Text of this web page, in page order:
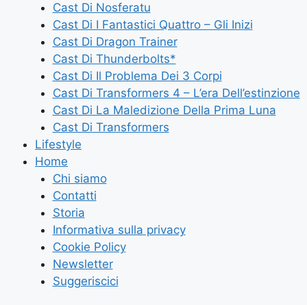
Cast Di Nosferatu
Cast Di I Fantastici Quattro – Gli Inizi
Cast Di Dragon Trainer
Cast Di Thunderbolts*
Cast Di Il Problema Dei 3 Corpi
Cast Di Transformers 4 – L’era Dell’estinzione
Cast Di La Maledizione Della Prima Luna
Cast Di Transformers
Lifestyle
Home
Chi siamo
Contatti
Storia
Informativa sulla privacy
Cookie Policy
Newsletter
Suggeriscici